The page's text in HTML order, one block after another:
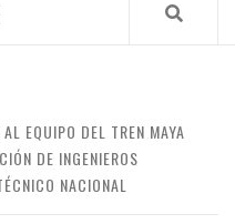
EQUIPO DEL TREN MAYA
DE INGENIEROS
NACIONAL